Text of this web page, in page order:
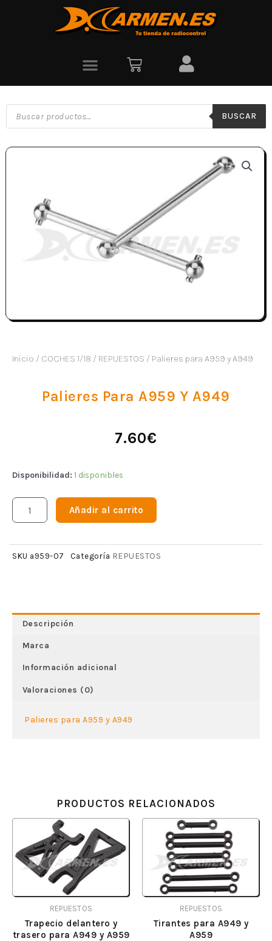
BUSCAR
Inicio / COCHES 1/18 / REPUESTOS / Palieres para A959 y A949
Palieres Para A959 Y A949
7.60€
Disponibilidad: 1 disponibles
Añadir al carrito
SKU a959-07 Categoría REPUESTOS
Descripción
Marca
Información adicional
Valoraciones (0)
Palieres para A959 y A949
PRODUCTOS RELACIONADOS
REPUESTOS
Trapecio delantero y
trasero para A949 y A959
REPUESTOS
Tirantes para A949 y
A959